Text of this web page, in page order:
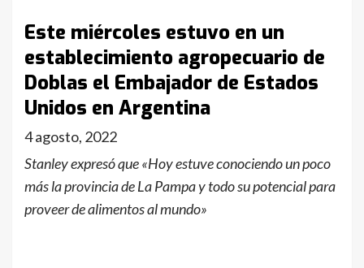
Este miércoles estuvo en un
establecimiento agropecuario de
Doblas el Embajador de Estados
Unidos en Argentina
4 agosto, 2022
Stanley expresó que «Hoy estuve conociendo un poco
más la provincia de La Pampa y todo su potencial para
proveer de alimentos al mundo»